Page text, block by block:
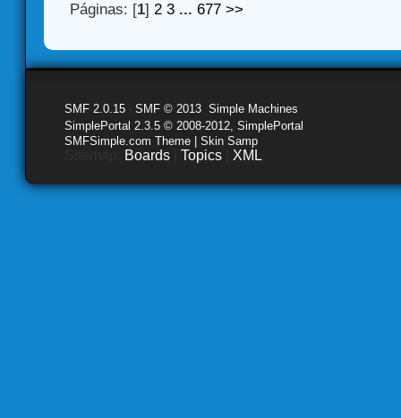
Páginas: [1]2 3 ...677 >>
SMF 2.0.15 SMF © 2013 Simple Machines
SimplePortal 2.3.5 © 2008-2012, SimplePortal
SMFSimple.com Theme | Skin Samp
Boards Topics XML